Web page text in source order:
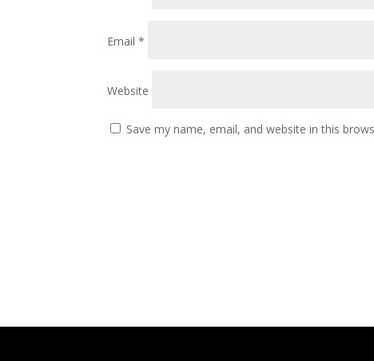
Email*
Website
Save my name, email, and website in this